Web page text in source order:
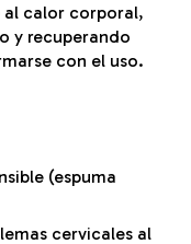
al calor corporal,
y recuperando
con el uso.
(espuma
cervicales al